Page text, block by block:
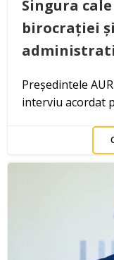
Singura
birocrației
Președintele
interviu acordat